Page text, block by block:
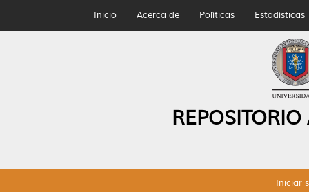
Inicio Acerca de Políticas Estadísticas
Iniciar